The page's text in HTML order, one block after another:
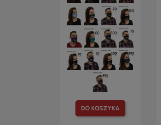
DO KOSZYKA